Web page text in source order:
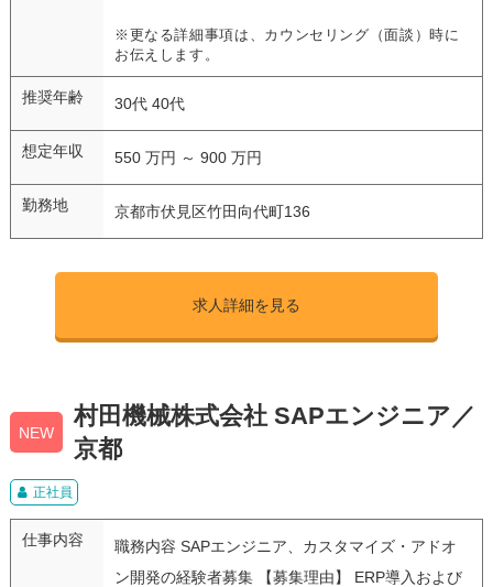
※更なる詳細事項は、カウンセリング（面談）時に
お伝えします。
推奨年齢 30代 40代
想定年収 550 万円 ～ 900 万円
勤務地 京都市伏見区竹田向代町136
求人詳細を見る
NEW
村田機械株式会社 SAPエンジニア／
京都
正社員
仕事内容
職務内容 SAPエンジニア、カスタマイズ・アドオ
ン開発の経験者募集 【募集理由】 ERP導入および